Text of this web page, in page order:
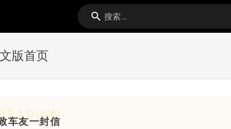
搜索...
版首页
车友一封信